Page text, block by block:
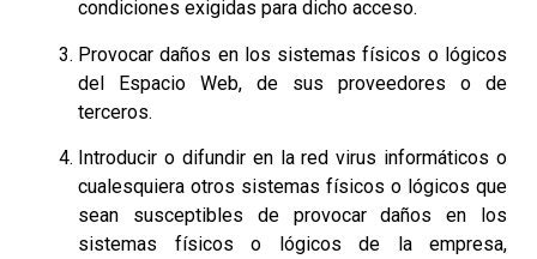
condiciones exigidas para dicho acceso.
Provocar daños en los sistemas físicos o lógicos
del Espacio Web, de sus proveedores o de
terceros.
Introducir o difundir en la red virus informáticos o
cualesquiera otros sistemas físicos o lógicos que
sean susceptibles de provocar daños en los
sistemas físicos o lógicos de la empresa,